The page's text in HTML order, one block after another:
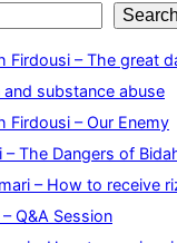
Search
Firdousi – The great
substance abuse
Firdousi – Our Enemy
– The Dangers of
– How to receive
Q&A Session